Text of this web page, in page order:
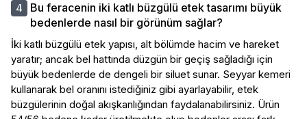
Bu feracenin iki katlı büzgülü etek tasarımı büyük
bedenlerde nasıl bir görünüm sağlar?
İki katlı büzgülü etek yapısı, alt bölümde hacim ve hareket
yaratır; ancak bel hattında düzgün bir geçiş sağladığı için
büyük bedenlerde de dengeli bir siluet sunar. Seyyar kemeri
kullanarak bel oranını istediğiniz gibi ayarlayabilir, etek
büzgülerinin doğal akışkanlığından faydalanabilirsiniz. Ürün